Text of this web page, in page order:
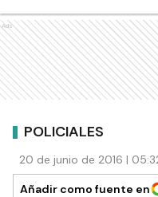
Ads
POLICIALES
20 de junio de 2016 |
Añadir como fuente en